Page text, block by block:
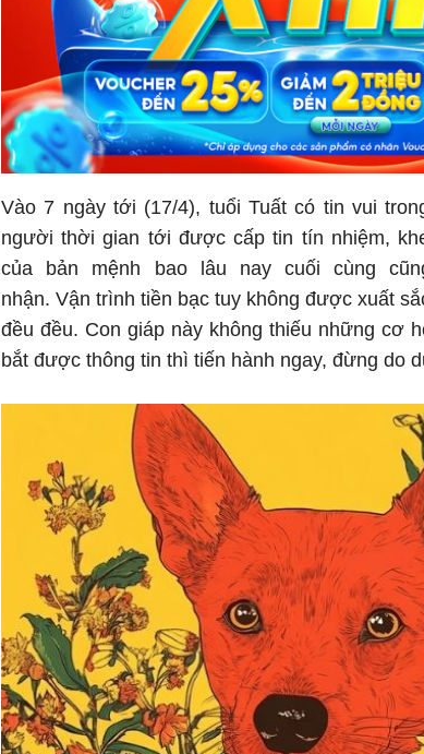
Vào 7 ngày tới (17/4), tuổi Tuất có tin vui
người thời gian tới được cấp tin tín nhiệm,
của bản mệnh bao lâu nay cuối cùng
nhận. Vận trình tiền bạc tuy không được xuất
đều đều. Con giáp này không thiếu những cơ
bắt được thông tin thì tiến hành ngay, đừng do